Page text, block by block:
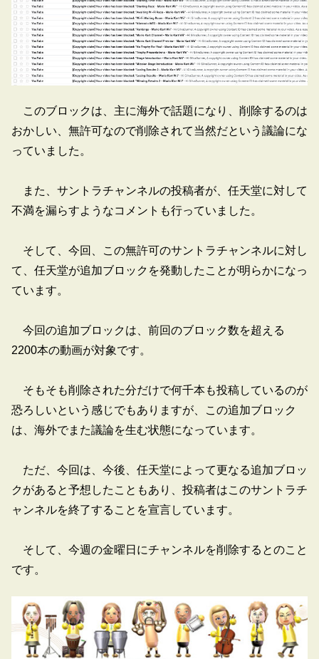
このブロックは、主に海外で話題になり、削除するのは
おかしい、無許可なので削除されて当然だという議論にな
っていました。
また、サントラチャンネルの投稿者が、任天堂に対して
不満を漏らすようなコメントも行っていました。
そして、今回、この無許可のサントラチャンネルに対し
て、任天堂が追加ブロックを発動したことが明らかになっ
ています。
今回の追加ブロックは、前回のブロック数を超える
2200本の動画が対象です。
そもそも削除された分だけで何千本も投稿しているのが
恐ろしいという感じでもありますが、この追加ブロック
は、海外でまた議論を生む状態になっています。
ただ、今回は、今後、任天堂によって更なる追加ブロッ
クがあると予想したこともあり、投稿者はこのサントラチ
ャンネルを終了することを宣言しています。
そして、今週の金曜日にチャンネルを削除するとのこと
です。